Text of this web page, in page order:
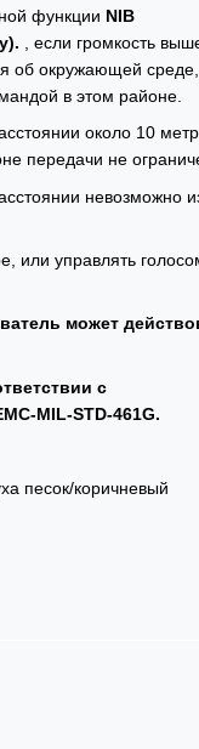
функции NIB
, если громкость
об окружающей среде,
в этом районе.
около 10
передачи не
невозможно
или управлять
может
с
MIL-STD-461G.
песок/коричневый